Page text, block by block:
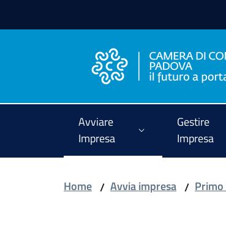
Avviare
Impresa
Gestire
Impresa
Home / Avvia impresa /